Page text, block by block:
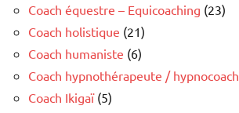
Coach équestre – Equicoaching (23)
Coach holistique (21)
Coach humaniste (6)
Coach hypnothérapeute / hypnocoach
Coach Ikigaï(5)